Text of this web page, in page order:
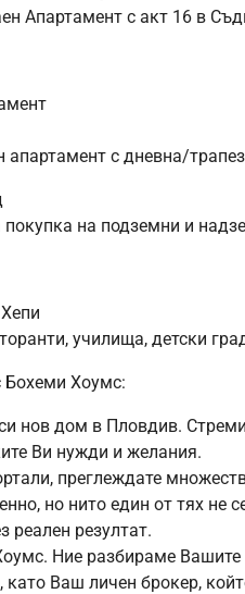
Апартамент с акт 16 в
апартамент с дневна/
на подземни и
училища, детски
Бохеми Хоумс:
нов дом в Пловдив.
Ви нужди и желания.
преглеждате
но нито един от тях не
реален резултат.
Ние разбираме
като Ваш личен брокер,